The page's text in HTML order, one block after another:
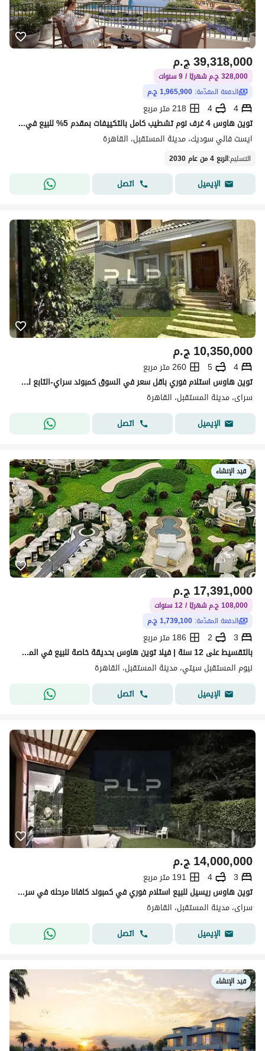
ج.م39,318,000
328,000 ج.م شهريًا / 9 سنوات
الدفعة المقدّمة: 1,965,900 ج.م
4
4
218 متر مربع
توين هاوس 4 غرف نوم تشطيب كامل بالتكييفات بمقدم 5% للبيع في سوديك المستقبل سيتي ( East Vale) - تقسيط 9 سنوات
ايست فالي سوديك، مدينة المستقبل، القاهرة
التسليم:الربع 4 من عام 2030
الإيميل اتصل
ج.م10,350,000
4
5
260 متر مربع
توين هاوس استلام فوري باقل سعر في السوق كمبوند سراي-التابع لشركه مدينه مصر للاسكان والتعمير
سراى، مدينة المستقبل، القاهرة
الإيميل
اتصل
قيد الإنشاء
ج.م17,391,000
108,000 ج.م شهريًا / 12 سنوات
الدفعة المقدّمة: 1,739,100 ج.م
3
2
186 متر مربع
بالتقسيط على 12 سنة | فيلا توين هاوس بحديقة خاصة للبيع في المستقبل سيتي
نيوم المستقبل سيتي، مدينة المستقبل، القاهرة
الإيميل
اتصل
ج.م14,000,000
3
4
191 متر مربع
توين هاوس ريسيل للبيع استلام فوري في كمبوند كافانا مرحله في سراي - villa for sale in Sarai compound New Cairo
سراى، مدينة المستقبل، القاهرة
الإيميل
اتصل
قيد الإنشاء